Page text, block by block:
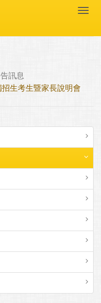
訊息
生考生暨家長說明會